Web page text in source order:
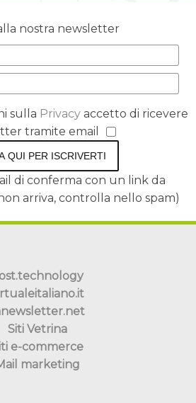
nostra newsletter
sulla Privacy accetto di ricevere
tramite email
QUI PER ISCRIVERTI
di conferma con un link da
arriva, controlla nello spam)
Siti Vetrina
e-commerce
marketing